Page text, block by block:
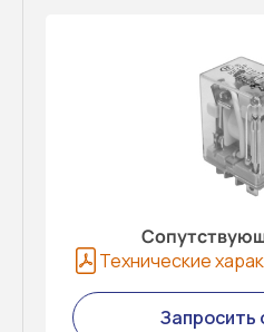
Технические
Запросить